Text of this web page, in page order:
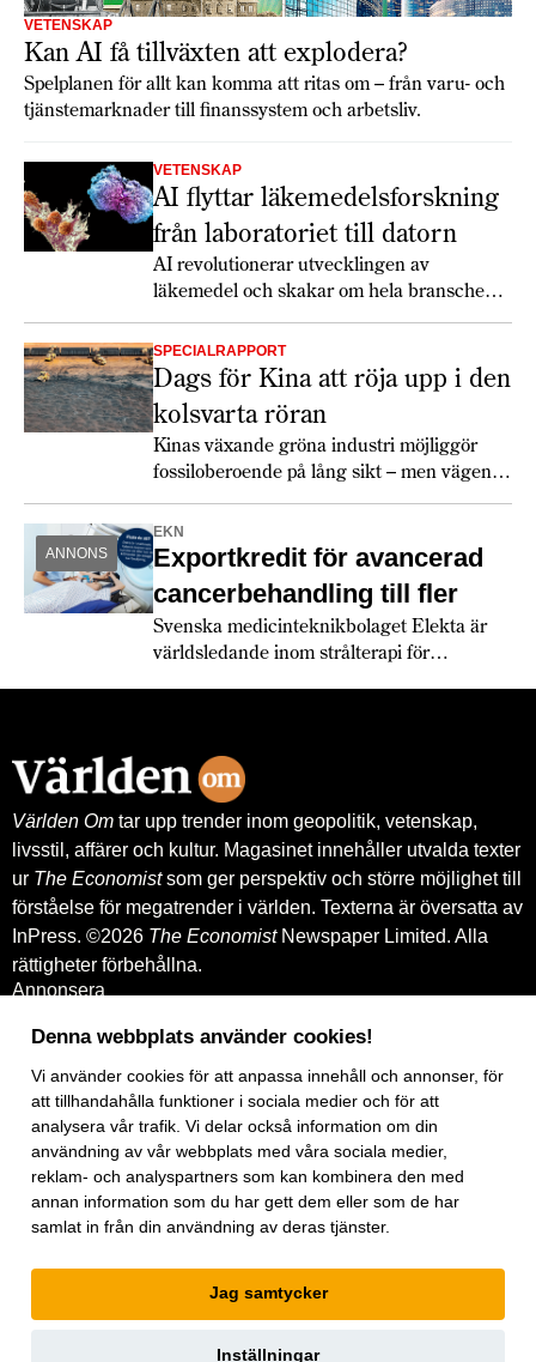
VETENSKAP
Kan AI få tillväxten att explodera?
Spelplanen för allt kan komma att ritas om – från varu- och
tjänstemarknader till finanssystem och arbetsliv.
VETENSKAP
AI flyttar läkemedelsforskning
från laboratoriet till datorn
AI revolutionerar utvecklingen av
läkemedel och skakar om hela branschen.
nya läkemedelskandidater.
SPECIALRAPPORT
Dags för Kina att röja upp i den
kolsvarta röran
Kinas växande gröna industri möjliggör
fossil­oberoende på lång sikt – men vägen
ANNONS
EKN
Exportkredit för avancerad
cancerbehandling till fler
Svenska medicinteknikbolaget Elekta är
världsledande inom strålterapi för
Exportkreditnämnden, EKN.
Världen Om tar upp trender inom geopolitik, vetenskap,
livsstil, affärer och kultur. Magasinet innehåller utvalda texter
ur The Economistsom ger perspektiv och större möjlighet till
förståelse för megatrender i världen. Texterna är översatta av
InPress. ©2026 The EconomistNewspaper Limited. Alla
rättigheter förbehållna.
Annonsera
Kontakt
Köp tidigare nummer
www.inpress.com
E-tidningen
Om cookies
Vår integritetspolicy
Prenumerationsvillkor
E-tidningen
Facebook
Linkedin
Denna webbplats använder cookies!
Vi använder cookiesför att anpassa innehåll och annonser, för
att tillhandahålla funktioner i sociala medier och för att
analysera vår trafik. Vi delar också information om din
användning av vår webbplats med våra sociala medier,
reklam- och analyspartners som kan kombinera den med
annan information som du har gett dem eller som de har
samlat in från din användning av deras tjänster.
Jag samtycker
Inställningar